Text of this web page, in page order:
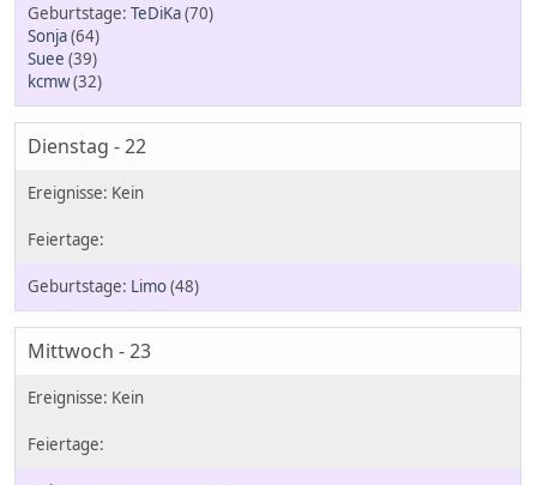
TeDiKa(70)
Sonja(64)
Suee (39)
kcmw(32)
Dienstag - 22
Limo(48)
Mittwoch - 23